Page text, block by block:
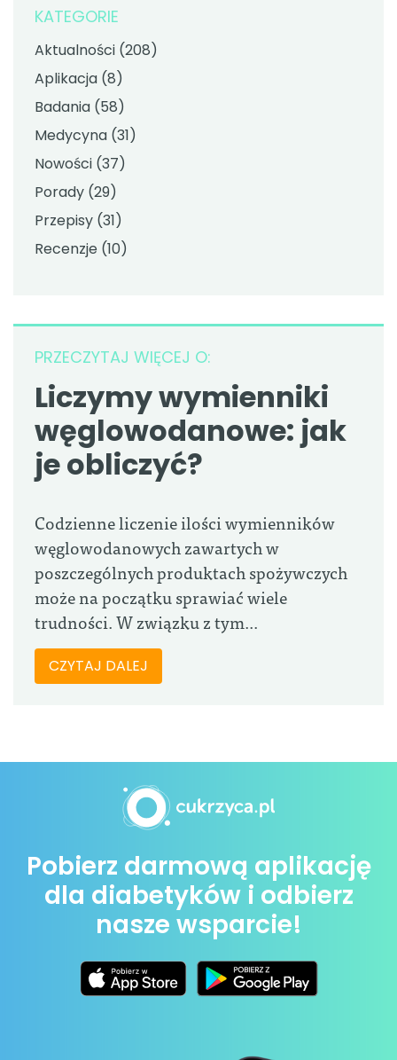
KATEGORIE
Aktualności (208)
Aplikacja (8)
Badania (58)
Medycyna (31)
Nowości (37)
Porady (29)
Przepisy (31)
Recenzje (10)
PRZECZYTAJ WIĘCEJ O:
Liczymy wymienniki
węglowodanowe: jak
je obliczyć?
Codzienne liczenie ilości wymienników
węglowodanowych zawartych w
poszczególnych produktach spożywczych
może na początku sprawiać wiele
trudności. W związku z tym...
CZYTAJ DALEJ
Pobierz darmową aplikację
dla diabetyków i odbierz
nasze wsparcie!